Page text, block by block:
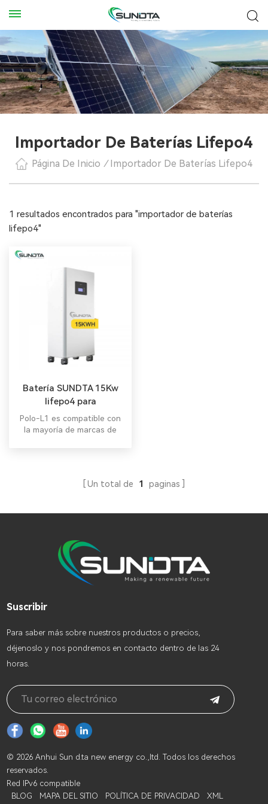
Importador De Baterías Lifepo4
Página De Inicio / Importador De Baterías Lifepo4
1 resultados encontrados para "importador de baterías
lifepo4"
Batería SUNDTA 15Kw
lifepo4 para
almacenamiento de
energía solar en el hogar
Polo-L1 es compatible con
la mayoría de marcas de
Un total de 1 paginas
Suscribir
Para saber más sobre nuestros productos o precios,
déjenoslo y nos pondremos en contacto dentro de las 24
horas.
© 2026 Anhui Sun d.ta new energy co.,ltd. Todos los derechos
reservados.
Red IPv6 compatible
BLOG
MAPA DEL SITIO POLÍTICA DE PRIVACIDAD XML